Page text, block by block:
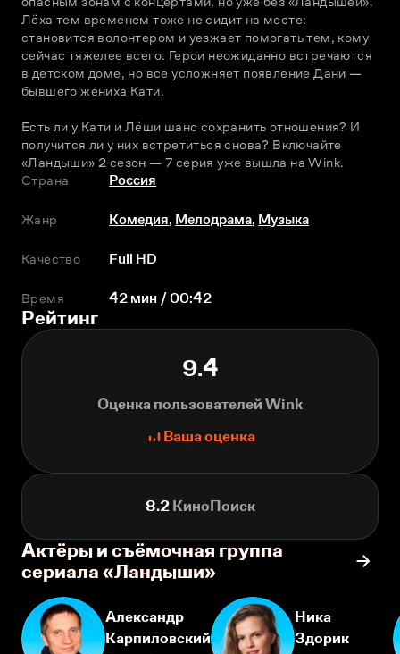
Лёха тем временем тоже не сидит на месте:
становится волонтером и уезжает помогать тем, кому
сейчас тяжелее всего. Герои неожиданно встречаются
в детском доме, но все усложняет появление Дани —
бывшего жениха Кати.
Есть ли у Кати и Лёши шанс сохранить отношения? И
получится ли у них встретиться снова? Включайте
«Ландыши» 2 сезон — 7 серия уже вышла на Wink.
Страна
Россия
Жанр Комедия, Мелодрама, Музыка
Качество Full HD
Время 42 мин / 00:42
Рейтинг
9.4
Оценка пользователей Wink
Ваша оценка
8.2КиноПоиск
Актёры и съёмочная группа
сериала «Ландыши»
Александр
Карпиловский
Ника
Здорик